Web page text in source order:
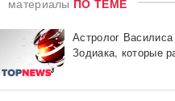
Астролог
Зодиака, которые